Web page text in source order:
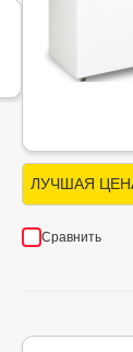
ЛУЧШАЯ
Сравнить